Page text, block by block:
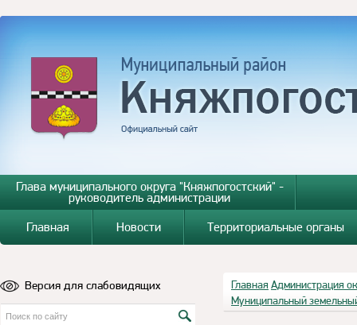
Глава муниципального округа "Княжпогостский" -
руководитель администрации
Главная
Новости Территориальные органы
Версия для слабовидящих Главная Администрация
Муниципальный